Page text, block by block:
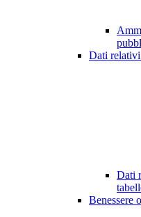
Dati
Dati
Benessere